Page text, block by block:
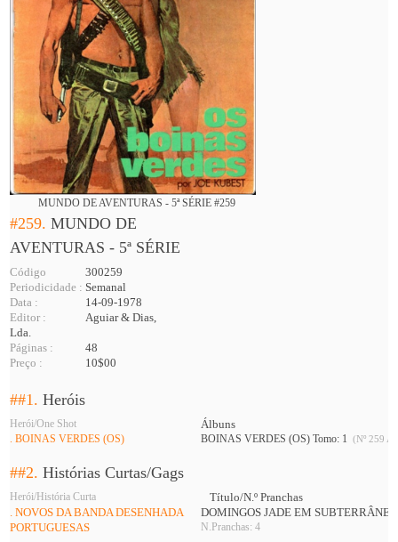
MUNDO DE AVENTURAS - 5ª SÉRIE #259
#259.MUNDO DE
AVENTURAS - 5ª SÉRIE
Código
300259
Periodicidade : Semanal
Data :
14-09-1978
Editor :
Aguiar & Dias,
Lda.
Páginas :
48
Preço :
10$00
##1.Heróis
Herói/One Shot Álbuns
. BOINAS VERDES (OS) BOINAS VERDES (OS) Tomo: 1 (Nº 259 A
##2.Histórias Curtas/Gags
Herói/História Curta
Título/N.º Pranchas
. NOVOS DA BANDA DESENHADA
PORTUGUESAS
DOMINGOS JADE EM
N.Pranchas: 4